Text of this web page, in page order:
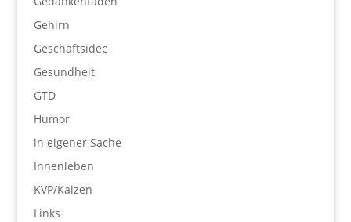
Gehirn
Geschäftsidee
Gesundheit
GTD
Humor
in eigener Sache
Innenleben
KVP/Kaizen
Links